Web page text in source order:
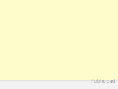
Publicidad